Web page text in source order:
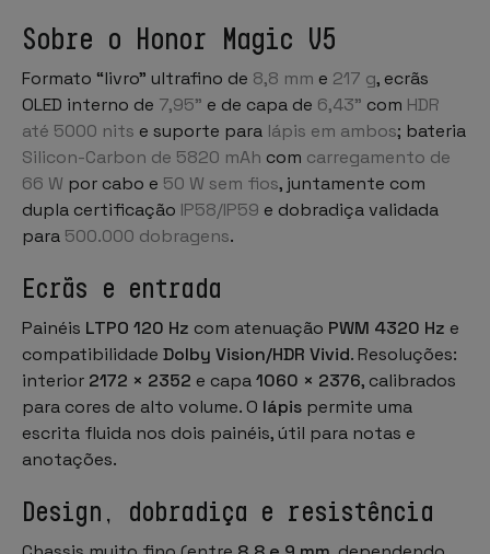
Sobre o Honor Magic V5
Formato “livro” ultrafino de 8,8 mm e 217 g, ecrãs
OLED interno de 7,95" e de capa de 6,43" com HDR
até 5000 nits e suporte para lápis em ambos; bateria
Silicon-Carbon de 5820 mAh com carregamento de
66 W por cabo e 50 W sem fios, juntamente com
dupla certificação IP58/IP59 e dobradiça validada
para 500.000 dobragens.
Ecrãs e entrada
Painéis LTPO 120 Hz com atenuação PWM 4320 Hz e
compatibilidade Dolby Vision/HDR Vivid. Resoluções:
interior 2172 × 2352 e capa1060 × 2376, calibrados
para cores de alto volume. O lápis permite uma
escrita fluida nos dois painéis, útil para notas e
anotações.
Design, dobradiça e resistência